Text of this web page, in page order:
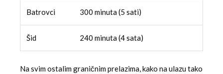
Batrovci 300 minuta (5 sati)
Šid 240 minuta (4 sata)
Na svim ostalim graničnim prelazima, kako na ulazu tako